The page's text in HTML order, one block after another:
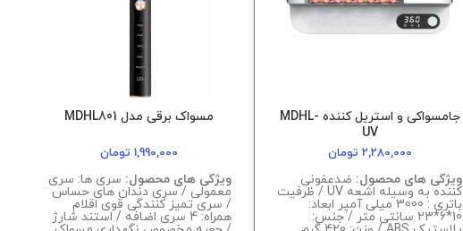
جامسواکی و استریل کننده MDHL-
UV
2,280,000 تومان
ویژگی های محصول: ضدعفونی
کننده به وسیله اشعه UV / ظرفیت
باتری : 3000 میلی آمپر ابعاد:
10*6*23 سانتی متر / جنس:
مسواک برقی مدل MDHL801
1,990,000 تومان
ویژگی های محصول: سری ها: سری
معمولی / سری دندان های حساس
/ سری تمیز کنندگی قوی اقلام
همراه: 4 سری اضافه / استند شارژ